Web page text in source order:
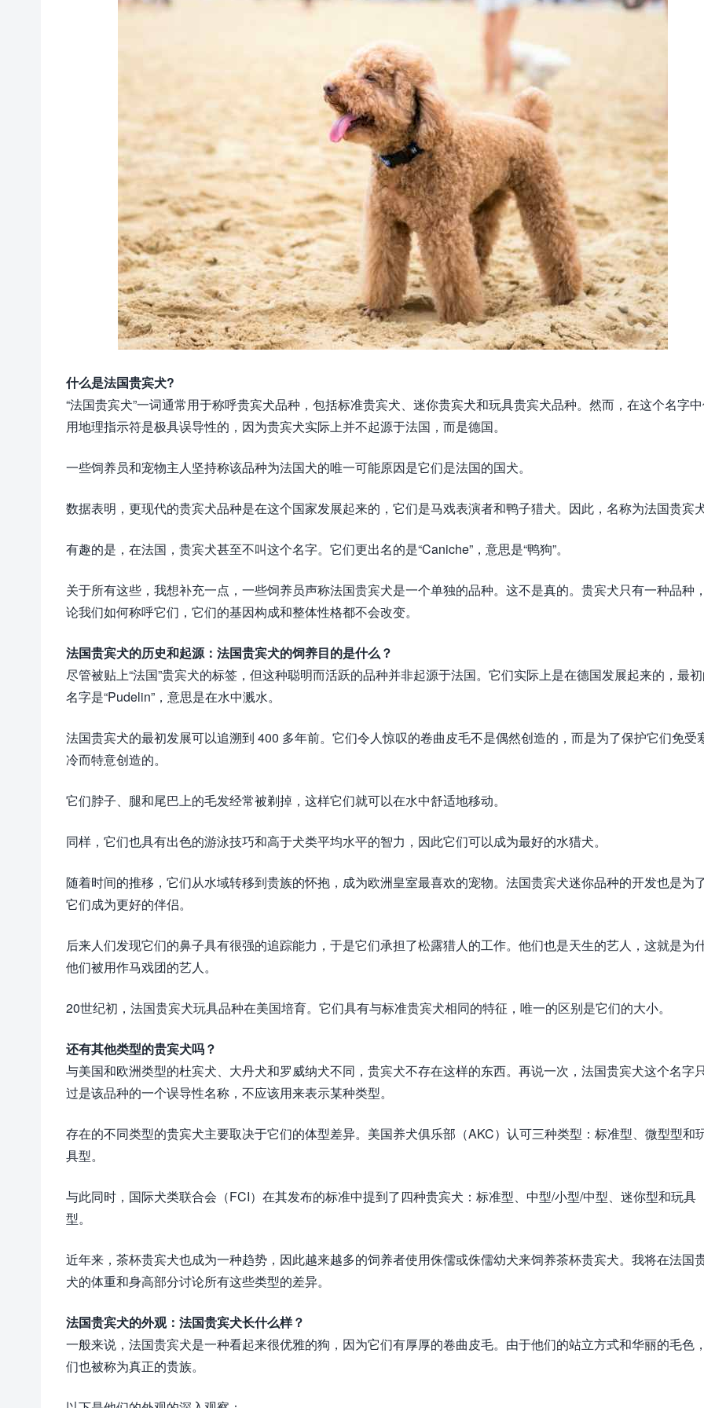
什么是法国贵宾犬?
“法国贵宾犬”一词通常用于称呼贵宾犬品种，包括标准贵宾犬、迷你贵宾犬和玩具贵宾犬品种。然而，在这个名字
用地理指示符是极具误导性的，因为贵宾犬实际上并不起源于法国，而是德国。
一些饲养员和宠物主人坚持称该品种为法国犬的唯一可能原因是它们是法国的国犬。
数据表明，更现代的贵宾犬品种是在这个国家发展起来的，它们是马戏表演者和鸭子猎犬。因此，名称为法国贵宾犬
有趣的是，在法国，贵宾犬甚至不叫这个名字。它们更出名的是“Caniche”，意思是“鸭狗”。
关于所有这些，我想补充一点，一些饲养员声称法国贵宾犬是一个单独的品种。这不是真的。贵宾犬只有一种品种
论我们如何称呼它们，它们的基因构成和整体性格都不会改变。
法国贵宾犬的历史和起源：法国贵宾犬的饲养目的是什么？
尽管被贴上“法国”贵宾犬的标签，但这种聪明而活跃的品种并非起源于法国。它们实际上是在德国发展起来的，最
名字是“Pudelin”，意思是在水中溅水。
法国贵宾犬的最初发展可以追溯到 400 多年前。它们令人惊叹的卷曲皮毛不是偶然创造的，而是为了保护它们免受
冷而特意创造的。
它们脖子、腿和尾巴上的毛发经常被剃掉，这样它们就可以在水中舒适地移动。
同样，它们也具有出色的游泳技巧和高于犬类平均水平的智力，因此它们可以成为最好的水猎犬。
随着时间的推移，它们从水域转移到贵族的怀抱，成为欧洲皇室最喜欢的宠物。法国贵宾犬迷你品种的开发也是为
它们成为更好的伴侣。
后来人们发现它们的鼻子具有很强的追踪能力，于是它们承担了松露猎人的工作。他们也是天生的艺人，这就是为
他们被用作马戏团的艺人。
20世纪初，法国贵宾犬玩具品种在美国培育。它们具有与标准贵宾犬相同的特征，唯一的区别是它们的大小。
还有其他类型的贵宾犬吗？
与美国和欧洲类型的杜宾犬、大丹犬和罗威纳犬不同，贵宾犬不存在这样的东西。再说一次，法国贵宾犬这个名字
过是该品种的一个误导性名称，不应该用来表示某种类型。
存在的不同类型的贵宾犬主要取决于它们的体型差异。美国养犬俱乐部（AKC）认可三种类型：标准型、微型型和
具型。
与此同时，国际犬类联合会（FCI）在其发布的标准中提到了四种贵宾犬：标准型、中型/小型/中型、迷你型和玩具
型。
近年来，茶杯贵宾犬也成为一种趋势，因此越来越多的饲养者使用侏儒或侏儒幼犬来饲养茶杯贵宾犬。我将在法国
犬的体重和身高部分讨论所有这些类型的差异。
法国贵宾犬的外观：法国贵宾犬长什么样？
一般来说，法国贵宾犬是一种看起来很优雅的狗，因为它们有厚厚的卷曲皮毛。由于他们的站立方式和华丽的毛色
们也被称为真正的贵族。